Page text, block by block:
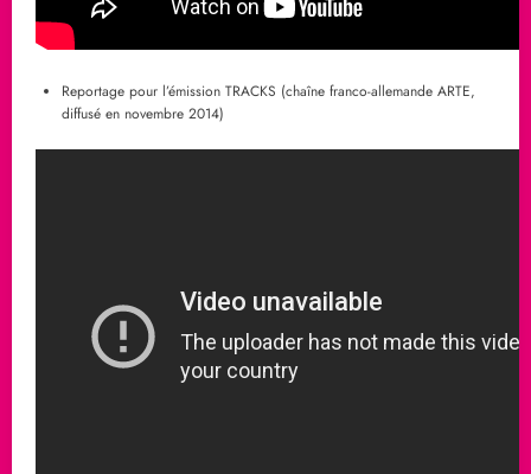
Reportage pour l’émission TRACKS (chaîne franco-allemande ARTE,
diffusé en novembre 2014)